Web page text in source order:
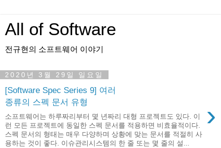
All of Software
전규현의 소프트웨어 이야기
2020년 3월 29일 일요일
[Software Spec Series 9] 여러
종류의 스펙 문서 유형
›
소프트웨어는 하루짜리부터 몇 년짜리 대형 프로젝트도 있다. 이
런 모든 프로젝트에 동일한 스펙 문서를 적용하면 비효율적이다.
스펙 문서의 형태는 매우 다양하며 상황에 맞는 문서를 적절히 사
용하는 것이 좋다. 이슈관리시스템의 한 줄 또는 몇 줄의 설...